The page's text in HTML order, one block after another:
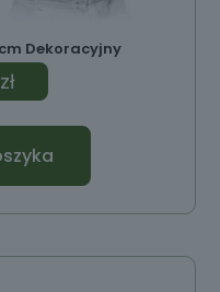
Dekoracyjny
zł